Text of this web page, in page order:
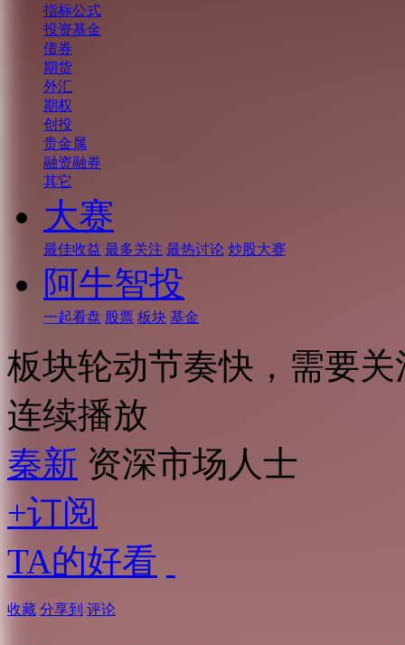
指标公式
投资基金
债券
期货
外汇
期权
创投
贵金属
融资融券
其它
大赛
最佳收益 最多关注 最热讨论 炒股大赛
阿牛智投
一起看盘 股票 板块 基金
板块轮动节奏快，需要关
连续播放
秦新 资深市场人士
+订阅
TA的好看
收藏 分享到 评论